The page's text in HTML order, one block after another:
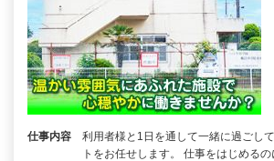
仕事内容
利用者様と1日を通して一緒に過ごし
トをお任せします。 仕事をはじめる